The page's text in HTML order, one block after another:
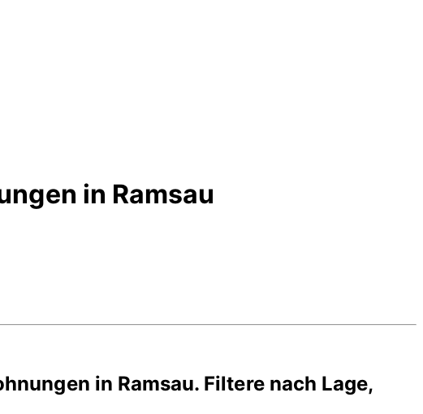
in Ramsau
in Ramsau. Filtere nach Lage,